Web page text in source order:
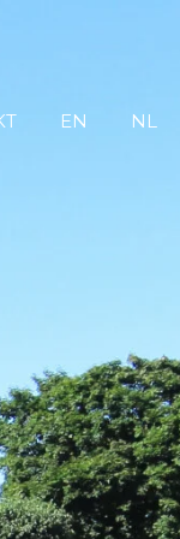
EN NL